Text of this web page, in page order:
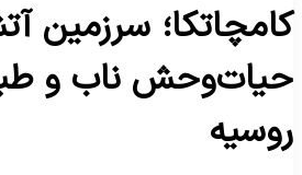
سرزمین
ناب و